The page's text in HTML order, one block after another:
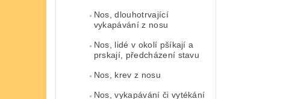
Nos, dlouhotrvající
vykapávání z nosu
Nos, lidé v okolí pšíkají a
prskají, předcházení stavu
Nos, krev z nosu
Nos, vykapávání či vytékání